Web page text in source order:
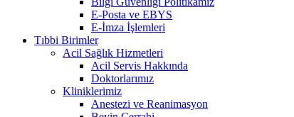
E-Posta ve EBYS
E-İmza İşlemleri
Tıbbi Birimler
Acil Sağlık Hizmetleri
Acil Servis Hakkında
Doktorlarımız
Kliniklerimiz
Anestezi ve Reanimasyon